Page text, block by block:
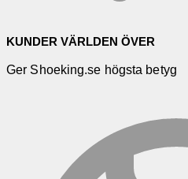
KUNDER VÄRLDEN ÖVER
Ger Shoeking.se högsta betyg